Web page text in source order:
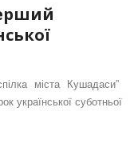
міста Кушадаси”
української суботньої